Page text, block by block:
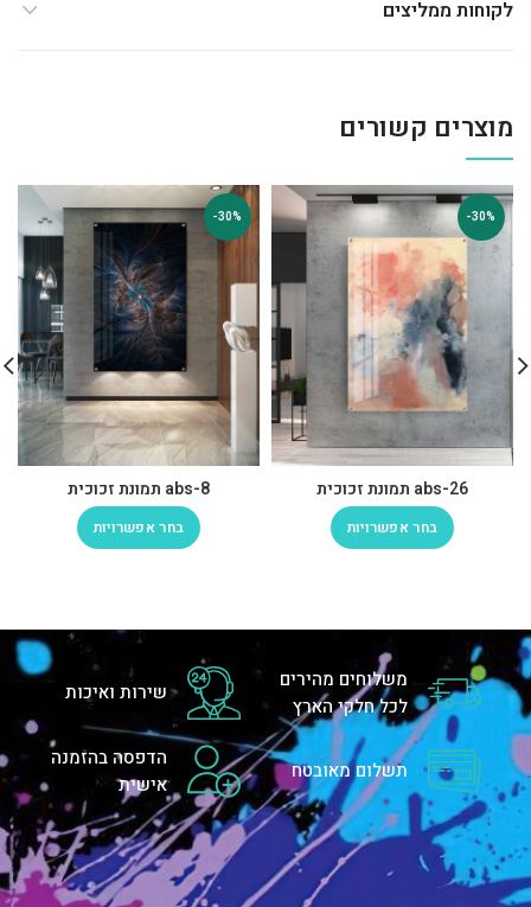
לקוחות ממליצים
מוצרים קשורים
-30%
abs-26 תמונת זכוכית
בחר אפשרויות
-30%
abs-8 תמונת זכוכית
בחר אפשרויות
משלוחים מהירים
לכל חלקי הארץ
שירות ואיכות
תשלום מאובטח
הדפסה בהזמנה
אישית